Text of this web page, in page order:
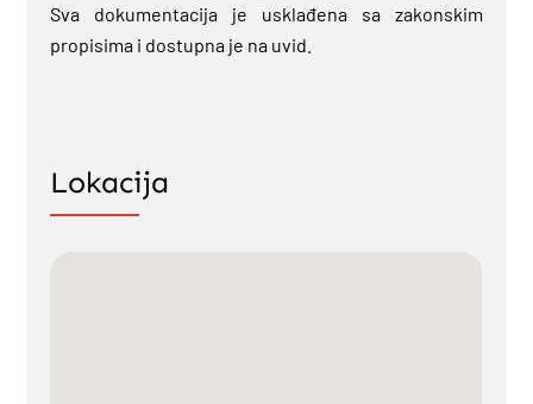
Sva dokumentacija je usklađena sa zakonskim
propisima i dostupna je na uvid.
Lokacija